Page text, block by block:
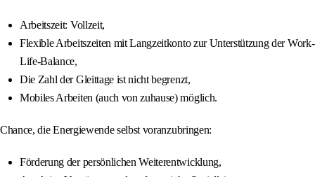
Arbeitszeit: Vollzeit,
Flexible Arbeitszeiten mit Langzeitkonto zur Unterstützung der Work-
Life-Balance,
Die Zahl der Gleittage ist nicht begrenzt,
Mobiles Arbeiten (auch von zuhause) möglich.
Chance, die Energiewende selbst voranzubringen:
Förderung der persönlichen Weiterentwicklung,